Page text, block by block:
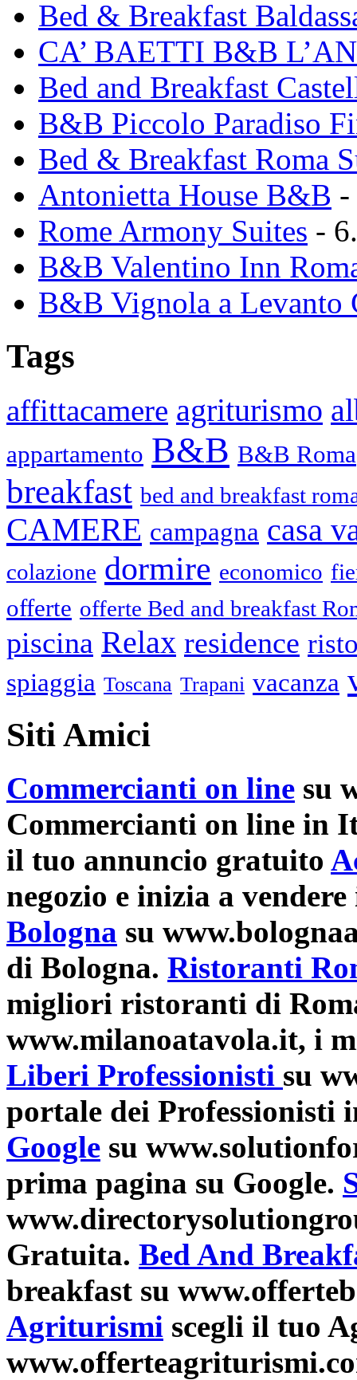
Bed & Breakfast
CA’ BAETTI B&B
Bed and Breakfast
B&B Piccolo Paradiso
Bed & Breakfast Roma
Antonietta House B&B -
Rome Armony Suites -
B&B Valentino Inn
B&B Vignola a Levanto
Tags
affittacamere agriturismo
appartamento B&B B&B Roma
breakfast bed and breakfast
CAMERE campagna casa
colazione dormire economico
offerte offerte Bed and breakfast
piscina Relax residence
spiaggia Toscana Trapani vacanza
Siti Amici
Commercianti on line su
Commercianti on line in
il tuo annuncio gratuito
negozio e inizia a
Bologna su
di Bologna. Ristoranti
migliori ristoranti di
www.milanoatavola.it, i
Liberi Professionisti su
portale dei Professionisti
Google su
prima pagina su Google.
Gratuita. Bed And
breakfast su
Agriturismi scegli il tuo